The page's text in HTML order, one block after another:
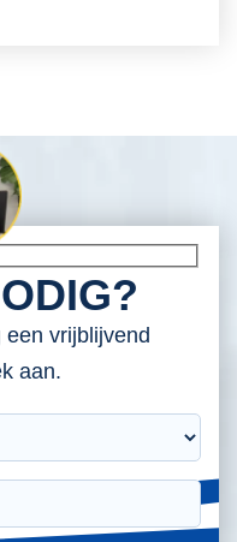
vrijblijvend
aan.